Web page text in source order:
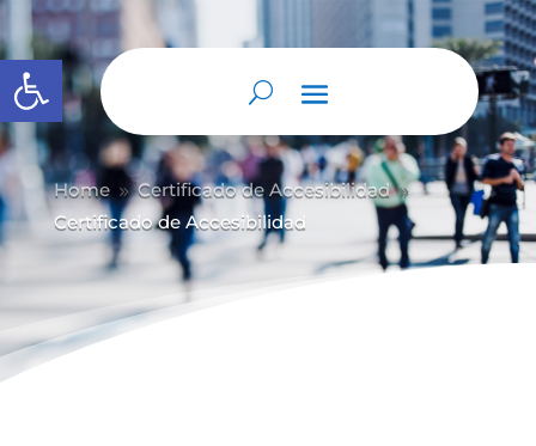
Abrir barra de herramientas
Home 9 Certificado de Accesibilidad 9
Certificado de Accesibilidad